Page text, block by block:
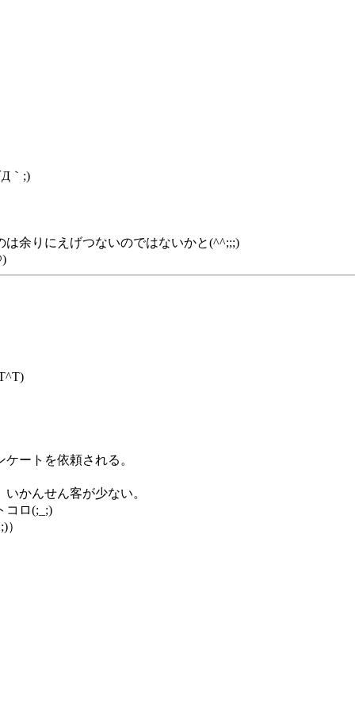
｀;)
余りにえげつないのではないかと(^^;;;)
ートを依頼される。
かんせん客が少ない。
コロ(;_;)